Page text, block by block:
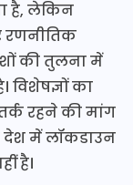
है, लेकिन
रणनीतिक
की तुलना में
विशेषज्ञों का
रहने की मांग
में लॉकडाउन
है।